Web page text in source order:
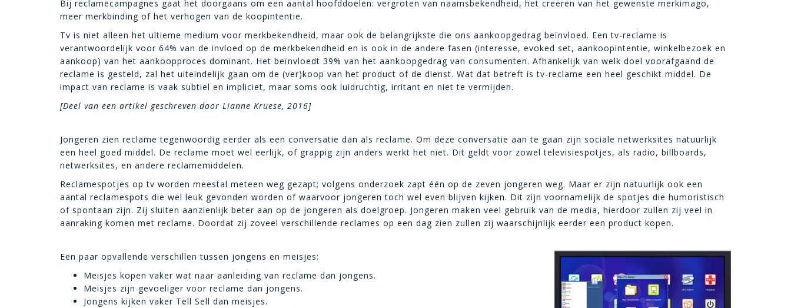
Bij reclamecampagnes gaat het doorgaans om een aantal hoofddoelen: vergroten van naamsbekendheid, het creëren van het gewenste merkimago,
meer merkbinding of het verhogen van de koopintentie.
Tv is niet alleen het ultieme medium voor merkbekendheid, maar ook de belangrijkste die ons aankoopgedrag beïnvloed. Een tv-reclame is
verantwoordelijk voor 64% van de invloed op de merkbekendheid en is ook in de andere fasen (interesse, evoked set, aankoopintentie, winkelbezoek en
aankoop) van het aankoopproces dominant. Het beïnvloedt 39% van het aankoopgedrag van consumenten. Afhankelijk van welk doel voorafgaand de
reclame is gesteld, zal het uiteindelijk gaan om de (ver)koop van het product of de dienst. Wat dat betreft is tv-reclame een heel geschikt middel. De
impact van reclame is vaak subtiel en impliciet, maar soms ook luidruchtig, irritant en niet te vermijden.
[Deel van een artikel geschreven door Lianne Kruese, 2016]
Jongeren zien reclame tegenwoordig eerder als een conversatie dan als reclame. Om deze conversatie aan te gaan zijn sociale netwerksites natuurlijk
een heel goed middel. De reclame moet wel eerlijk, of grappig zijn anders werkt het niet. Dit geldt voor zowel televisiespotjes, als radio, billboards,
netwerksites, en andere reclamemiddelen.
Reclamespotjes op tv worden meestal meteen weg gezapt; volgens onderzoek zapt één op de zeven jongeren weg. Maar er zijn natuurlijk ook een
aantal reclamespots die wel leuk gevonden worden of waarvoor jongeren toch wel even blijven kijken. Dit zijn voornamelijk de spotjes die humoristisch
of spontaan zijn. Zij sluiten aanzienlijk beter aan op de jongeren als doelgroep. Jongeren maken veel gebruik van de media, hierdoor zullen zij veel in
aanraking komen met reclame. Doordat zij zoveel verschillende reclames op een dag zien zullen zij waarschijnlijk eerder een product kopen.
Een paar opvallende verschillen tussen jongens en meisjes:
Meisjes kopen vaker wat naar aanleiding van reclame dan jongens.
Meisjes zijn gevoeliger voor reclame dan jongens.
Jongens kijken vaker Tell Sell dan meisjes.